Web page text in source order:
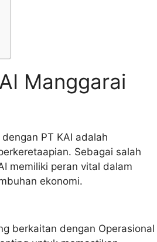
Manggarai
PT KAI adalah
Sebagai salah
memiliki peran vital dalam
ekonomi.
berkaitan dengan Operasional